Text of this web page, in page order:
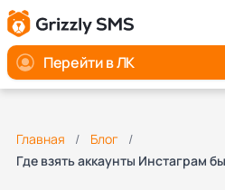
Перейти в ЛК
Главная
Блог
Где взять аккаунты Инстаграм